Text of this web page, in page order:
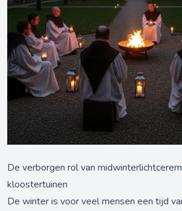
De verborgen rol van
kloostertuinen
De winter is voor veel mensen een tijd